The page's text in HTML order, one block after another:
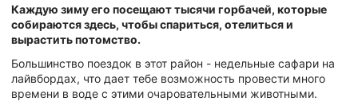
Каждую зиму его посещают тысячи горбачей, которые
собираются здесь, чтобы спариться, отелиться и
вырастить потомство.
Большинство поездок в этот район - недельные сафари на
лайвбордах, что дает тебе возможность провести много
времени в воде с этими очаровательными животными.